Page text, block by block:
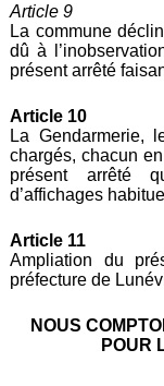
Article 9
La commune
dû à
présent arrêté
Article 10
La Gendarmerie,
chargés, chacun
présent arrêté
d’affichages
Article 11
Ampliation du
préfecture de
NOUS
POUR